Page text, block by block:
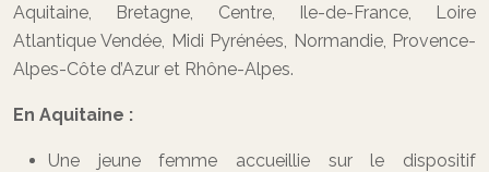
Aquitaine, Bretagne, Centre, Ile-de-France, Loire
Atlantique Vendée, Midi Pyrénées, Normandie, Provence-
Alpes-Côte d’Azur et Rhône-Alpes.
En Aquitaine :
Une jeune femme accueillie sur le dispositif